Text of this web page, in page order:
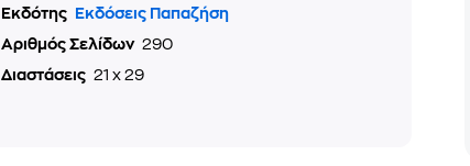
Εκδότης
Εκδόσεις Παπαζήση
Αριθμός Σελίδων 290
Διαστάσεις 21 x 29